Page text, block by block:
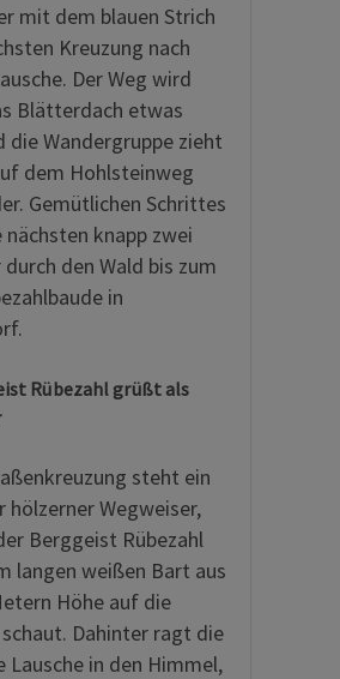
mit dem blauen Strich
Kreuzung nach
Der Weg wird
Blätterdach etwas
die Wandergruppe zieht
dem Hohlsteinweg
Gemütlichen Schrittes
knapp zwei
den Wald bis zum
in
Rübezahl grüßt als
steht ein
hölzerner Wegweiser,
Berggeist Rübezahl
langen weißen Bart aus
Höhe auf die
Dahinter ragt die
Lausche in den Himmel,